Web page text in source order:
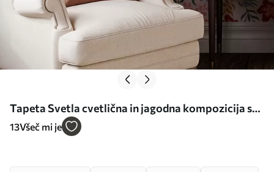
Tapeta Svetla cvetlična in jagodna kompozicija s
papagaji Št. a00046
13Všeč mi je